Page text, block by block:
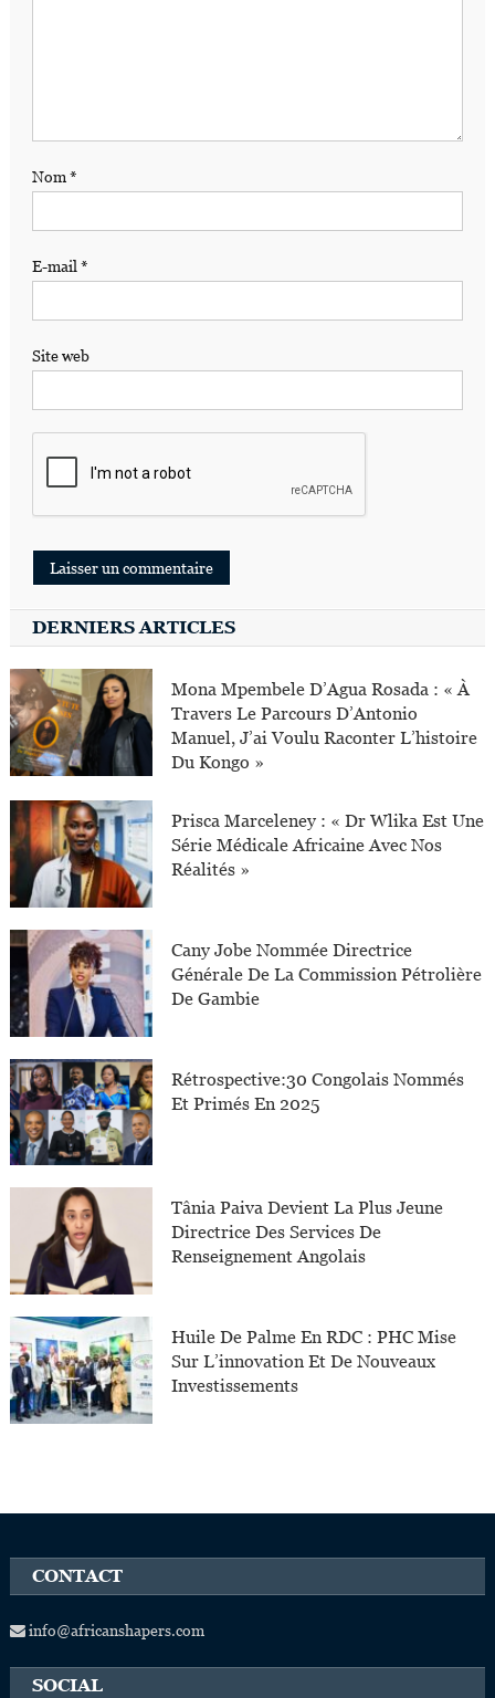
Nom*
E-mail *
Site web
DERNIERS ARTICLES
Mona Mpembele D’Agua Rosada : « À
Travers Le Parcours D’Antonio
Manuel, J’ai Voulu Raconter L’histoire
Du Kongo »
Prisca Marceleney : « Dr Wlika Est Une
Série Médicale Africaine Avec Nos
Réalités »
Cany Jobe Nommée Directrice
Générale De La Commission Pétrolière
De Gambie
Rétrospective:30 Congolais Nommés
Et Primés En 2025
Tânia Paiva Devient La Plus Jeune
Directrice Des Services De
Renseignement Angolais
Huile De Palme En RDC : PHC Mise
Sur L’innovation Et De Nouveaux
Investissements
CONTACT
info@africanshapers.com
SOCIAL